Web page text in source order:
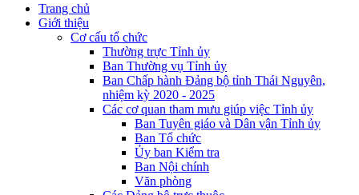
Trang chủ
Giới thiệu
Cơ cấu tổ chức
Thường trực Tỉnh ủy
Ban Thường vụ Tỉnh ủy
Ban Chấp hành Đảng bộ tỉnh Thái Nguyên,
nhiệm kỳ 2020 - 2025
Các cơ quan tham mưu giúp việc Tỉnh ủy
Ban Tuyên giáo và Dân vận Tỉnh ủy
Ban Tổ chức
Ủy ban Kiểm tra
Ban Nội chính
Văn phòng